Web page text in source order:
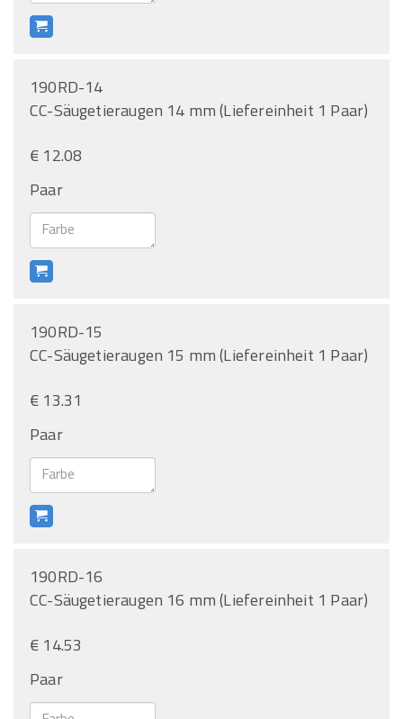
190RD-14
CC-Säugetieraugen 14 mm (Liefereinheit 1 Paar)
€ 12.08
Paar
190RD-15
CC-Säugetieraugen 15 mm (Liefereinheit 1 Paar)
€ 13.31
Paar
190RD-16
CC-Säugetieraugen 16 mm (Liefereinheit 1 Paar)
€ 14.53
Paar